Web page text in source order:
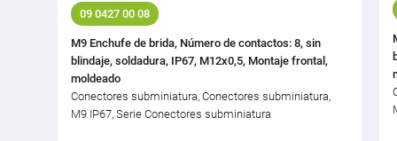
09 0427 00 08
M9 Enchufe de brida, Número de contactos: 8, sin
blindaje, soldadura, IP67, M12x0,5, Montaje frontal,
moldeado
Conectores subminiatura, Conectores subminiatura,
M9 IP67, Serie Conectores subminiatura